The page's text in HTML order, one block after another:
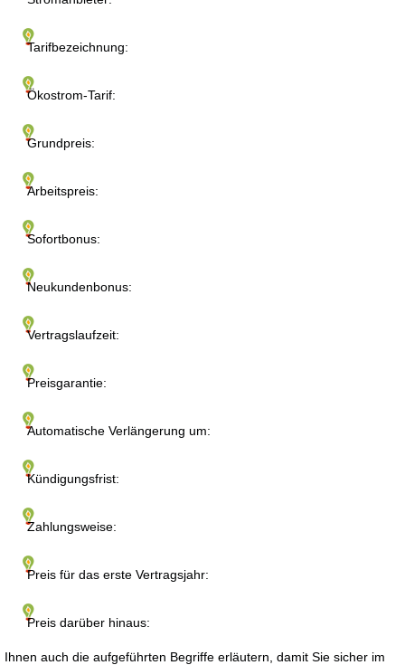
Tarifbezeichnung:
Ökostrom-Tarif:
Grundpreis:
Arbeitspreis:
Sofortbonus:
Neukundenbonus:
Vertragslaufzeit:
Preisgarantie:
Automatische Verlängerung um:
Kündigungsfrist:
Zahlungsweise:
Preis für das erste Vertragsjahr:
Preis darüber hinaus:
Ihnen auch die aufgeführten Begriffe erläutern, damit Sie sicher im